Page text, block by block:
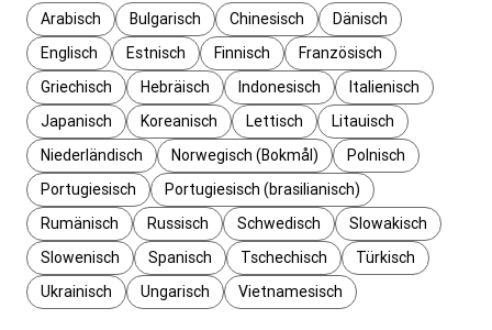
Arabisch Bulgarisch Chinesisch
Dänisch
Englisch
Estnisch Finnisch
Französisch
Griechisch
Hebräisch Indonesisch
Italienisch
Japanisch
Koreanisch Lettisch
Litauisch
Niederländisch
Norwegisch (Bokmål)
Polnisch
Portugiesisch
Portugiesisch (brasilianisch)
Rumänisch
Russisch Schwedisch
Slowakisch
Slowenisch
Spanisch Tschechisch
Türkisch
Ukrainisch
Ungarisch Vietnamesisch